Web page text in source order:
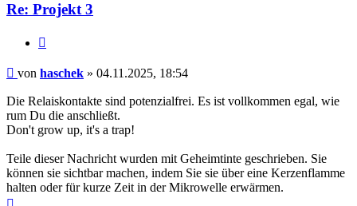
Re: Projekt 3
Beitrag
von haschek » 04.11.2025, 18:54
Die Relaiskontakte sind potenzialfrei. Es ist vollkommen egal, wie
rum Du die anschließt.
Don't grow up, it's a trap!
Teile dieser Nachricht wurden mit Geheimtinte geschrieben. Sie
können sie sichtbar machen, indem Sie sie über eine Kerzenflamme
halten oder für kurze Zeit in der Mikrowelle erwärmen.